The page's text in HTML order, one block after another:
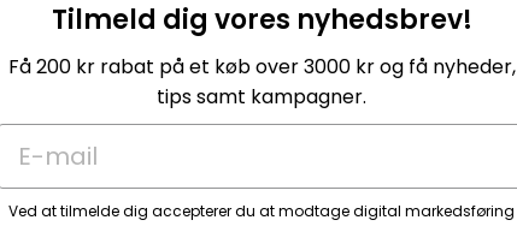
Tilmeld dig vores nyhedsbrev!
Få 200 kr rabat på et køb over 3000 kr og få nyheder,
tips samt kampagner.
E-mail
Ved at tilmelde dig accepterer du at modtage digital markedsføring